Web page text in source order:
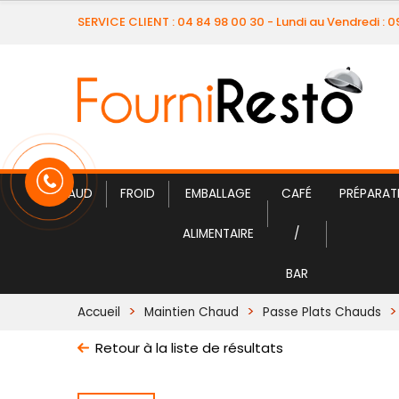
SERVICE CLIENT : 04 84 98 00 30 - Lundi au Vendredi :
CHAUD FROID EMBALLAGE
ALIMENTAIRE
CAFÉ
/
BAR
Accueil Maintien Chaud Passe Plats Chauds
Retour à la liste de résultats